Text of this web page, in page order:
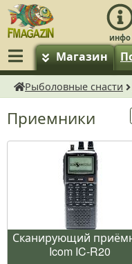
Магазин
fMagazin.ru
Рыболовные снасти
Приемники
Сканирующий
Icom IC-R20